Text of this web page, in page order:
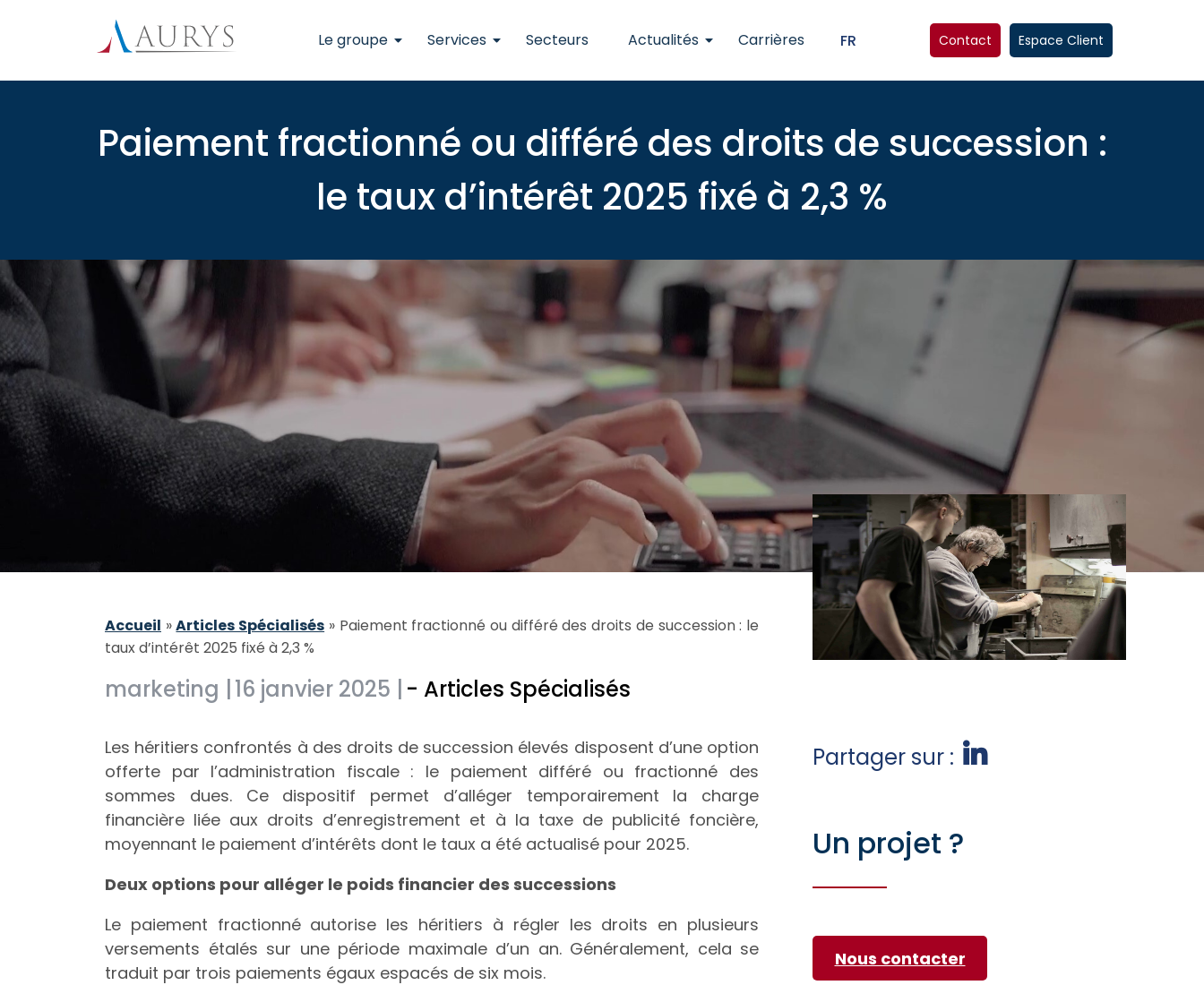
Le groupe Services Secteurs Actualités Carrières FR Contact Espace Client
Paiement fractionné ou différé des droits de succession :
le taux d’intérêt 2025 fixé à 2,3 %
Accueil »Articles Spécialisés » Paiement fractionné ou différé des droits de succession : le
taux d’intérêt 2025 fixé à 2,3 %
marketing |16 janvier 2025 | - Articles Spécialisés
Les héritiers confrontés à des droits de succession élevés disposent d’une option
offerte par l’administration fiscale : le paiement différé ou fractionné des
sommes dues. Ce dispositif permet d’alléger temporairement la charge
financière liée aux droits d’enregistrement et à la taxe de publicité foncière,
moyennant le paiement d’intérêts dont le taux a été actualisé pour 2025.
Deux options pour alléger le poids financier des successions
Le paiement fractionné autorise les héritiers à régler les droits en plusieurs
versements étalés sur une période maximale d’un an. Généralement, cela se
traduit par trois paiements égaux espacés de six mois.
Partager sur :
Un projet ?
Nous contacter